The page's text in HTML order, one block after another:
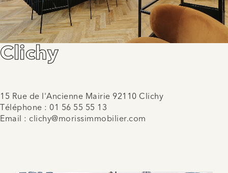
Clichy
15 Rue de l'Ancienne Mairie 92110 Clichy
Téléphone : 01 56 55 55 13
Email : clichy@morissimmobilier.com